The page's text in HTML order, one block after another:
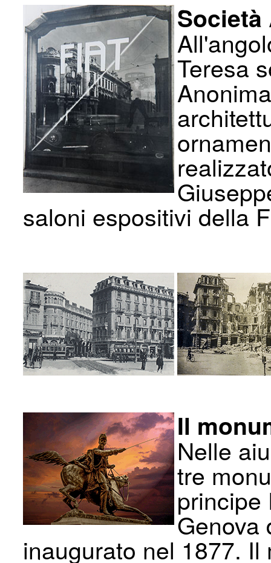
Società
Teresa
saloni espositivi della
Il
Nelle
tre
principe
Genova
inaugurato nel 1877.